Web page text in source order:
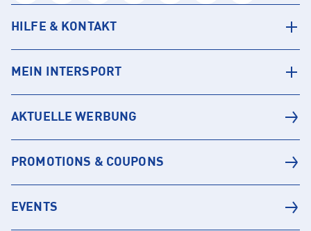
HILFE & KONTAKT
MEIN INTERSPORT
AKTUELLE WERBUNG
PROMOTIONS & COUPONS
EVENTS